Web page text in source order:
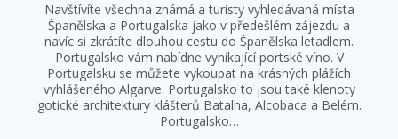
Navštívíte všechna známá a turisty vyhledávaná místa
Španělska a Portugalska jako v předešlém zájezdu a
navíc si zkrátíte dlouhou cestu do Španělska letadlem.
Portugalsko vám nabídne vynikající portské víno. V
Portugalsku se můžete vykoupat na krásných plážích
vyhlášeného Algarve. Portugalsko to jsou také klenoty
gotické architektury klášterů Batalha, Alcobaca a Belém.
Portugalsko…